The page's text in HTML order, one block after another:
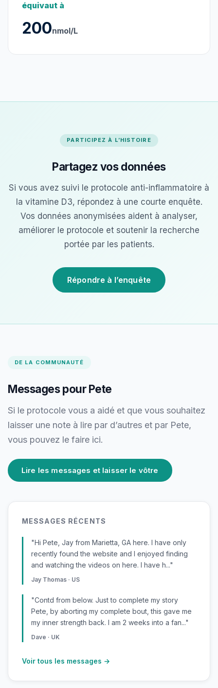
équivaut à
200nmol/L
PARTICIPEZ À L’HISTOIRE
Partagez vos données
Si vous avez suivi le protocole anti-inflammatoire à
la vitamine D3, répondez à une courte enquête.
Vos données anonymisées aident à analyser,
améliorer le protocole et soutenir la recherche
portée par les patients.
Répondre à l’enquête
DE LA COMMUNAUTÉ
Messages pour Pete
Si le protocole vous a aidé et que vous souhaitez
laisser une note à lire par d’autres et par Pete,
vous pouvez le faire ici.
Lire les messages et laisser le vôtre
MESSAGES RÉCENTS
"Hi Pete, Jay from Marietta, GA here. I have only
recently found the website and I enjoyed finding
and watching the videos on here. I have h..."
Jay Thomas · US
"Contd from below. Just to complete my story
Pete, by aborting my complete bout, this gave me
my inner strength back. I am 2 weeks into a fan..."
Dave · UK
Voir tous les messages →